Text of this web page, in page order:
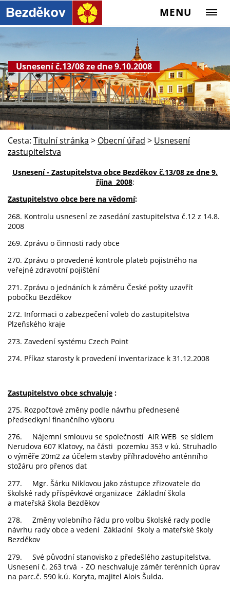
MENU
Usnesení č.13/08 ze dne 9.10.2008
Cesta: Titulní stránka > Obecní úřad > Usnesení
zastupitelstva
Usnesení - Zastupitelstva obce Bezděkov č.13/08 ze dne 9.
října 2008:
Zastupitelstvo obce bere na vědomí:
268. Kontrolu usnesení ze zasedání zastupitelstva č.12 z 14.8.
2008
269. Zprávu o činnosti rady obce
270. Zprávu o provedené kontrole plateb pojistného na
veřejné zdravotní pojištění
271. Zprávu o jednáních k záměru České pošty uzavřít
pobočku Bezděkov
272. Informaci o zabezpečení voleb do zastupitelstva
Plzeňského kraje
273. Zavedení systému Czech Point
274. Příkaz starosty k provedení inventarizace k 31.12.2008
Zastupitelstvo obce schvaluje :
275. Rozpočtové změny podle návrhu přednesené
předsedkyní finančního výboru
276. Nájemní smlouvu se společností AIR WEB se sídlem
Nerudova 607 Klatovy, na části pozemku 353 v kú. Struhadlo
o výměře 20m2 za účelem stavby příhradového anténního
stožáru pro přenos dat
277. Mgr. Šárku Niklovou jako zástupce zřizovatele do
školské rady příspěvkové organizace Základní škola
a mateřská škola Bezděkov
278. Změny volebního řádu pro volbu školské rady podle
návrhu rady obce a vedení Základní školy a mateřské školy
Bezděkov
279. Své původní stanovisko z předešlého zastupitelstva.
Usnesení č. 263 trvá - ZO neschvaluje záměr terénních úprav
na parc.č. 590 k.ú. Koryta, majitel Alois Šulda.